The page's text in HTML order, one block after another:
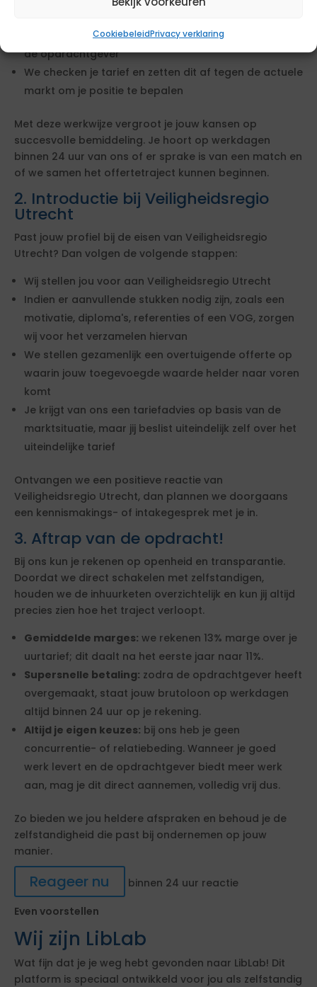
CookiebeleidPrivacy verklaring
We leggen jouw profiel langs de lat van de eisen van
de opdrachtgever
We checken je tarief en zetten dit af tegen de actuele
markt om je positie te bepalen
Met deze werkwijze vergroot je jouw kansen op
succesvolle bemiddeling. Je hoort op werkdagen
binnen 24 uur van ons of er sprake is van een match en
of we samen het offertetraject kunnen beginnen.
2. Introductie bij Veiligheidsregio
Utrecht
Past jouw profiel bij de eisen van Veiligheidsregio
Utrecht? Dan volgen de volgende stappen:
Wij stellen jou voor aan Veiligheidsregio Utrecht
Indien er aanvullende stukken nodig zijn, zoals een
motivatie, diploma's, referenties of een VOG, zorgen
wij voor het verzamelen hiervan
We stellen gezamenlijk een overtuigende offerte op
waarin jouw toegevoegde waarde helder naar voren
komt
Je krijgt van ons een tariefadvies op basis van de
marktsituatie, maar jij beslist uiteindelijk zelf over het
uiteindelijke tarief
Ontvangen we een positieve reactie van
Veiligheidsregio Utrecht, dan plannen we doorgaans
een kennismakings- of intakegesprek met je in.
3. Aftrap van de opdracht!
Bij ons kun je rekenen op openheid en transparantie.
Doordat we direct schakelen met zelfstandigen,
houden we de inhuurketen overzichtelijk en kun jij altijd
precies zien hoe het traject verloopt.
Gemiddelde marges: we rekenen 13% marge over je
uurtarief; dit daalt na het eerste jaar naar 11%.
Supersnelle betaling: zodra de opdrachtgever heeft
overgemaakt, staat jouw brutoloon op werkdagen
altijd binnen 24 uur op je rekening.
Altijd je eigen keuzes: bij ons heb je geen
concurrentie- of relatiebeding. Wanneer je goed
werk levert en de opdrachtgever biedt meer werk
aan, mag je dit direct aannemen, volledig vrij dus.
Zo bieden we jou heldere afspraken en behoud je de
zelfstandigheid die past bij ondernemen op jouw
manier.
Reageer nu
binnen 24 uur reactie
Even voorstellen
Wij zijn LibLab
Wat fijn dat je je weg hebt gevonden naar LibLab! Dit
platform is speciaal ontwikkeld voor jou als zelfstandig